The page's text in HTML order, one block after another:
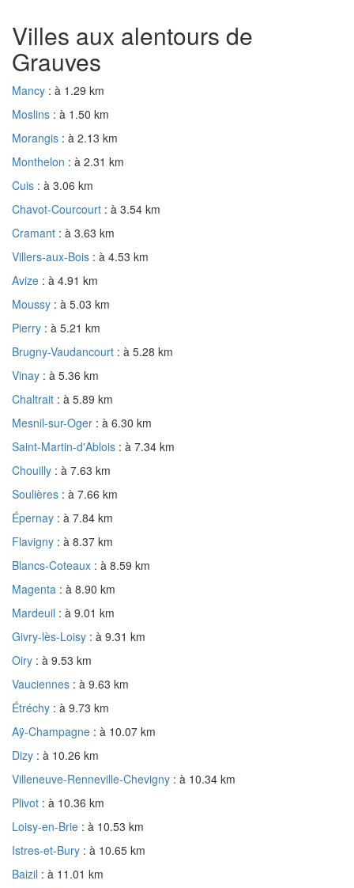
Villes aux alentours de
Grauves
Mancy : à 1.29 km
Moslins : à 1.50 km
Morangis : à 2.13 km
Monthelon : à 2.31 km
Cuis : à 3.06 km
Chavot-Courcourt : à 3.54 km
Cramant : à 3.63 km
Villers-aux-Bois : à 4.53 km
Avize : à 4.91 km
Moussy : à 5.03 km
Pierry : à 5.21 km
Brugny-Vaudancourt : à 5.28 km
Vinay : à 5.36 km
Chaltrait : à 5.89 km
Mesnil-sur-Oger : à 6.30 km
Saint-Martin-d'Ablois : à 7.34 km
Chouilly : à 7.63 km
Soulières : à 7.66 km
Épernay : à 7.84 km
Flavigny : à 8.37 km
Blancs-Coteaux : à 8.59 km
Magenta : à 8.90 km
Mardeuil : à 9.01 km
Givry-lès-Loisy : à 9.31 km
Oiry : à 9.53 km
Vauciennes : à 9.63 km
Étréchy : à 9.73 km
Aÿ-Champagne : à 10.07 km
Dizy : à 10.26 km
Villeneuve-Renneville-Chevigny : à 10.34 km
Plivot : à 10.36 km
Loisy-en-Brie : à 10.53 km
Istres-et-Bury : à 10.65 km
Baizil : à 11.01 km